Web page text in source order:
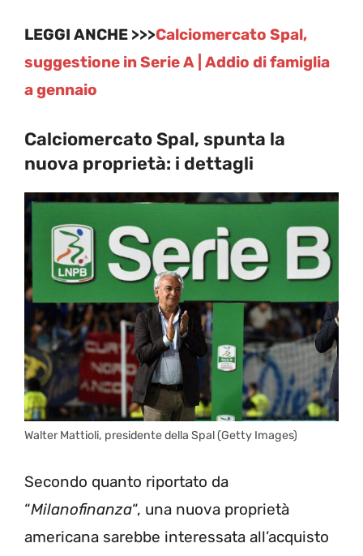
LEGGI ANCHE >>>Calciomercato Spal,
suggestione in Serie A | Addio di famiglia
a gennaio
Calciomercato Spal, spunta la
nuova proprietà: i dettagli
Walter Mattioli, presidente della Spal (Getty Images)
Secondo quanto riportato da
“Milanofinanza“, una nuova proprietà
americana sarebbe interessata all’acquisto